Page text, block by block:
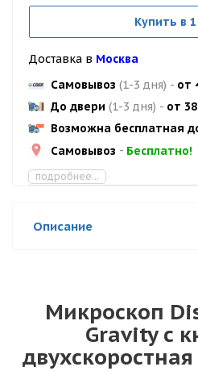
Купить в
Доставка в Москва
Самовывоз (1-3 дня) - от
До двери (1-3 дня) - от
Возможна бесплатная
Самовывоз - Бесплатно!
подробнее...
Описание
Микроскоп
Gravity с